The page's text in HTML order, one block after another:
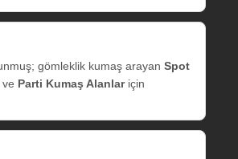
gömleklik kumaş arayan Spot
ve Parti Kumaş Alanlariçin